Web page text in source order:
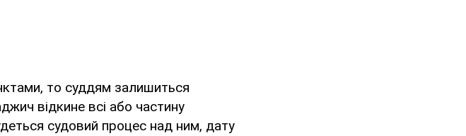
то суддям залишиться
відкине всі або частину
судовий процес над ним, дату